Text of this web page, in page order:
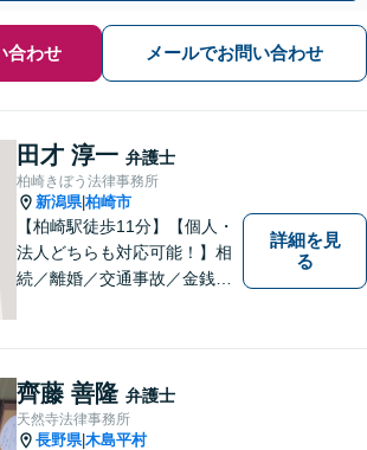
合わせ メールでお問い合わせ
田才 淳一 弁護士
柏崎きぼう法律事務所
新潟県|柏崎市
【柏崎駅徒歩11分】【個人・
法人どちらも対応可能！】相
続／離婚／交通事故／金銭ト
解決方法をわかりやすく説明
し、元の生活に戻っていただ
けるよう尽力します。【地域
の皆様のお力になりたい】
詳細を見
る
齊藤 善隆 弁護士
天然寺法律事務所
長野県|木島平村